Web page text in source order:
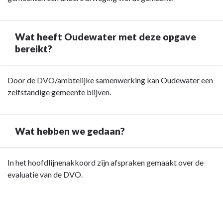
Waar
opgave
voor?
Wat heeft Oudewater met deze opgave
bereikt?
Terug
naar
Opgave:
Wat
Door de DVO/ambtelijke samenwerking kan Oudewater een
zelfstandige gemeente blijven.
Wat hebben we gedaan?
Terug
naar
In het hoofdlijnenakkoord zijn afspraken gemaakt over de
evaluatie van de DVO.